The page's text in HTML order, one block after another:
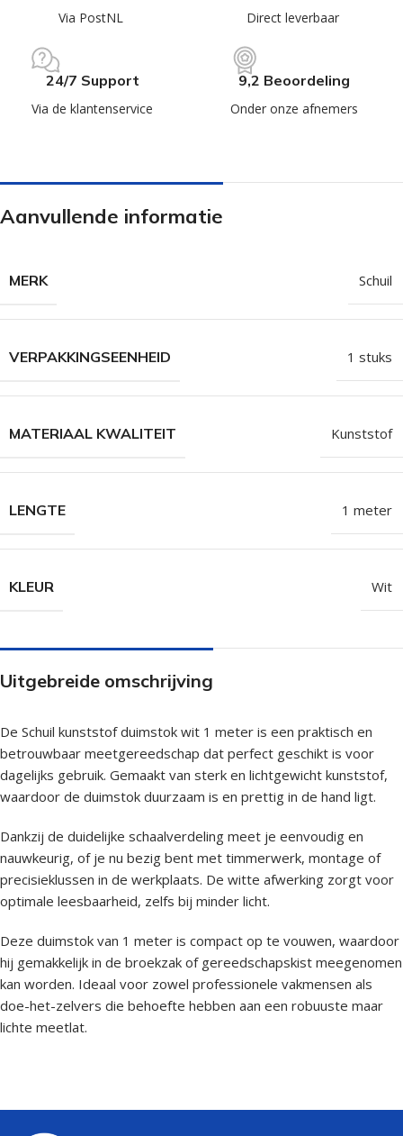
Via PostNL Direct leverbaar
24/7 Support
Via de klantenservice
9,2 Beoordeling
Onder onze afnemers
Aanvullende informatie
MERK Schuil
VERPAKKINGSEENHEID 1 stuks
MATERIAAL KWALITEIT Kunststof
LENGTE 1 meter
KLEUR Wit
Uitgebreide omschrijving
De Schuil kunststof duimstok wit 1 meter is een praktisch en
betrouwbaar meetgereedschap dat perfect geschikt is voor
dagelijks gebruik. Gemaakt van sterk en lichtgewicht kunststof,
waardoor de duimstok duurzaam is en prettig in de hand ligt.
Dankzij de duidelijke schaalverdeling meet je eenvoudig en
nauwkeurig, of je nu bezig bent met timmerwerk, montage of
precisieklussen in de werkplaats. De witte afwerking zorgt voor
optimale leesbaarheid, zelfs bij minder licht.
Deze duimstok van 1 meter is compact op te vouwen, waardoor
hij gemakkelijk in de broekzak of gereedschapskist meegenomen
kan worden. Ideaal voor zowel professionele vakmensen als
doe-het-zelvers die behoefte hebben aan een robuuste maar
lichte meetlat.